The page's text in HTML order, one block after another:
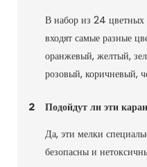
В набор из 24
входят самые разные
оранжевый, желтый,
розовый, коричневый,
2 Подойдут ли эти
Да, эти мелки
безопасны и